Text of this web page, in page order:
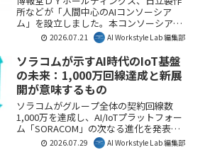
による業務改善の可能性に注目していま
す。
所などが「人間中心のAIコンソーシア
ム」を設立しました。本コンソーシアム
は、AIの技術発展に伴う社会課題を解決
し、人間の創造性を高めるAIのあり方を
産学連携で探求します。これは、AIが真
に社会に貢献するための重要な一歩とな
るでしょう。
2026.07.21 AI Workstyle Lab 編集部
ソラコムが示すAI時代のIoT基盤
の未来：1,000万回線達成と新展
開が意味するもの
ソラコムがグループ全体の契約回線数
1,000万を達成し、AI/IoTプラットフォー
ム「SORACOM」の次なる進化を発表し
ました。これは、IoTがAIの神経網として
フィジカルとデジタルをつなぐ「After
2026.07.29 AI Workstyle Lab 編集部